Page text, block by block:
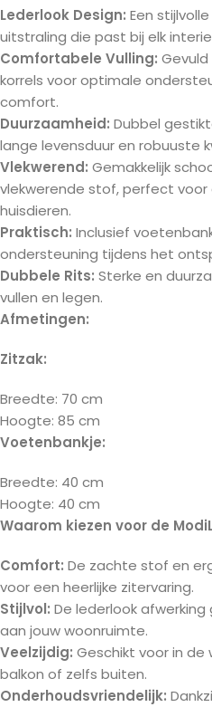
Lederlook Design: Een
uitstraling die past bij elk
Comfortabele Vulling:
korrels voor optimale
comfort.
Duurzaamheid: Dubbel
lange levensduur en robuuste
Vlekwerend: Gemakkelijk
vlekwerende stof, perfect
huisdieren.
Praktisch: Inclusief
ondersteuning tijdens het
Dubbele Rits: Sterke en
vullen en legen.
Afmetingen:
Zitzak:
Breedte: 70 cm
Hoogte: 85 cm
Voetenbankje:
Breedte: 40 cm
Hoogte: 40 cm
Waarom kiezen voor de
Comfort: De zachte stof en
voor een heerlijke zitervaring.
Stijlvol: De lederlook
aan jouw woonruimte.
Veelzijdig: Geschikt voor in de
balkon of zelfs buiten.
Onderhoudsvriendelijk: